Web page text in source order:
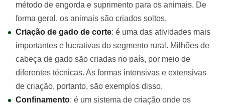
método de engorda e suprimento para os animais. De
forma geral, os animais são criados soltos.
Criação de gado de corte: é uma das atividades mais
importantes e lucrativas do segmento rural. Milhões de
cabeça de gado são criadas no país, por meio de
diferentes técnicas. As formas intensivas e extensivas
de criação, portanto, são exemplos disso.
Confinamento: é um sistema de criação onde os